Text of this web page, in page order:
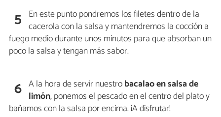
5 En este punto pondremos los filetes dentro de la
cacerola con la salsa y mantendremos la cocción a
fuego medio durante unos minutos para que absorban un
poco la salsa y tengan más sabor.
6 A la hora de servir nuestrobacalao en salsa de
limón, ponemos el pescado en el centro del plato y
bañamos con la salsa por encima. ¡A disfrutar!